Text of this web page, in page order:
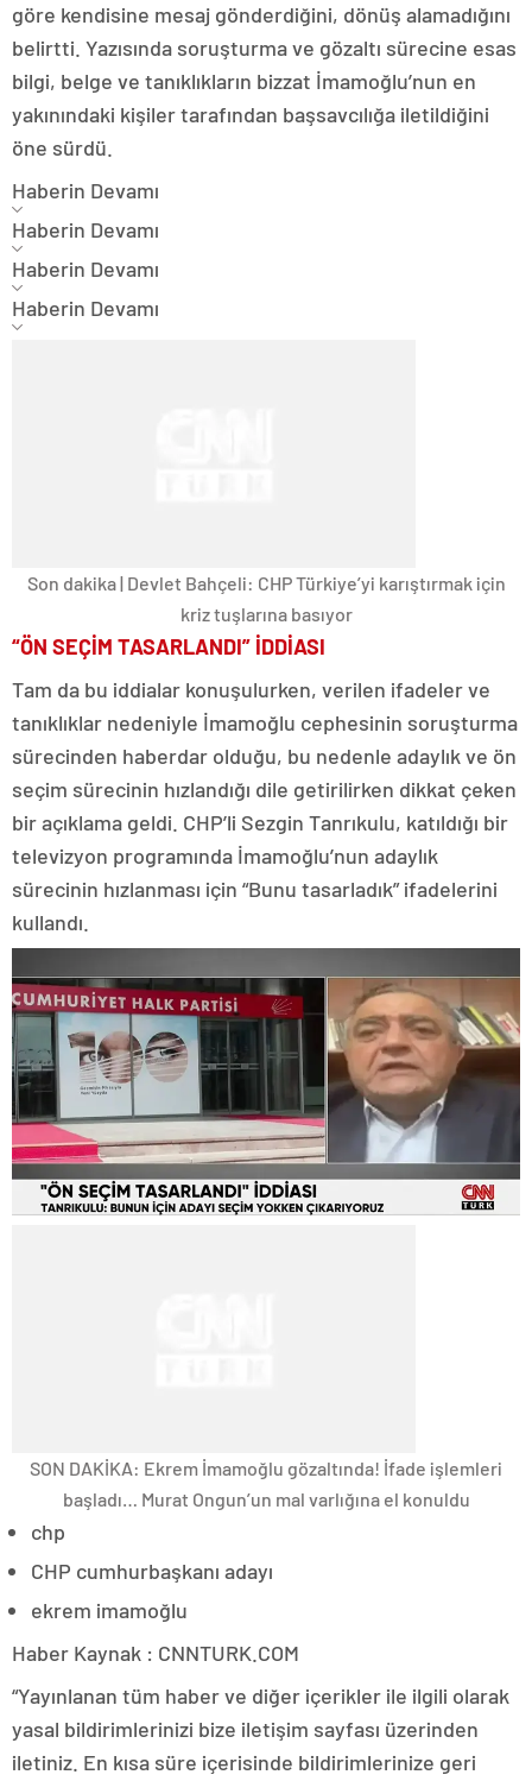
göre kendisine mesaj gönderdiğini, dönüş alamadığını
belirtti. Yazısında soruşturma ve gözaltı sürecine esas
bilgi, belge ve tanıklıkların bizzat İmamoğlu’nun en
yakınındaki kişiler tarafından başsavcılığa iletildiğini
öne sürdü.
Haberin Devamı
Haberin Devamı
Haberin Devamı
Haberin Devamı
Son dakika | Devlet Bahçeli: CHP Türkiye’yi karıştırmak için
kriz tuşlarına basıyor
“ÖN SEÇİM TASARLANDI” İDDİASI
Tam da bu iddialar konuşulurken, verilen ifadeler ve
tanıklıklar nedeniyle İmamoğlu cephesinin soruşturma
sürecinden haberdar olduğu, bu nedenle adaylık ve ön
seçim sürecinin hızlandığı dile getirilirken dikkat çeken
bir açıklama geldi. CHP’li Sezgin Tanrıkulu, katıldığı bir
televizyon programında İmamoğlu’nun adaylık
sürecinin hızlanması için “Bunu tasarladık” ifadelerini
kullandı.
SON DAKİKA: Ekrem İmamoğlu gözaltında! İfade işlemleri
başladı… Murat Ongun’un mal varlığına el konuldu
chp
CHP cumhurbaşkanı adayı
ekrem imamoğlu
Haber Kaynak : CNNTURK.COM
“Yayınlanan tüm haber ve diğer içerikler ile ilgili olarak
yasal bildirimlerinizi bize iletişim sayfası üzerinden
iletiniz. En kısa süre içerisinde bildirimlerinize geri